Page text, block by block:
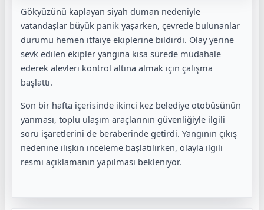
Gökyüzünü kaplayan siyah duman nedeniyle
vatandaşlar büyük panik yaşarken, çevrede bulunanlar
durumu hemen itfaiye ekiplerine bildirdi. Olay yerine
sevk edilen ekipler yangına kısa sürede müdahale
ederek alevleri kontrol altına almak için çalışma
başlattı.
Son bir hafta içerisinde ikinci kez belediye otobüsünün
yanması, toplu ulaşım araçlarının güvenliğiyle ilgili
soru işaretlerini de beraberinde getirdi. Yangının çıkış
nedenine ilişkin inceleme başlatılırken, olayla ilgili
resmi açıklamanın yapılması bekleniyor.